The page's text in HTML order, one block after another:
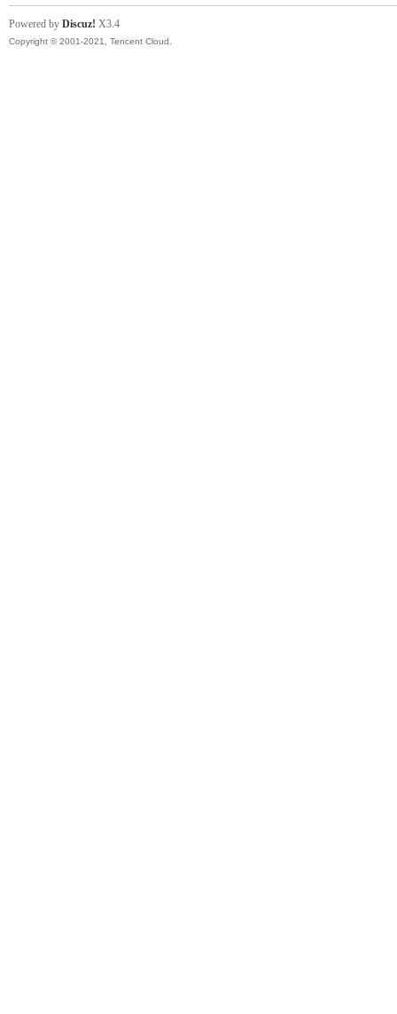
Powered by Discuz! X3.4
Copyright © 2001-2021, Tencent Cloud.